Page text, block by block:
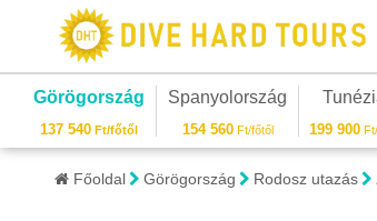
Görögország
137 540 Ft/főtől
Spanyolország
154 560Ft/főtől 199 900Ft/
Főoldal Görögország Rodosz utazás